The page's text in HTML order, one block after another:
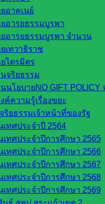
อาคเนย์
อารยธรรมบูรพา
อารยธรรมบูรพา จำนวน
เทวาธิราช
ไตรมิตร
จริยธรรม
นโยบายNO GIFT
ค์ความรู้เรื่องขยะ
ริยธรรมเจ้าหน้าที่ของรัฐ
ทศประจำปี 2564
ทศประจำปีการศึกษา 2565
ทศประจำปีการศึกษา 2566
ทศประจำปีการศึกษา 2567
ทศประจำปีการศึกษา 2568
ทศประจำปีการศึกษา 2569